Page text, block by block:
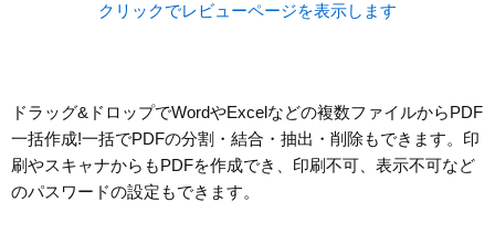
クリックでレビューページを表示します
ドラッグ&ドロップでWordやExcelなどの複数ファイルからPDF
一括作成!一括でPDFの分割・結合・抽出・削除もできます。印
刷やスキャナからもPDFを作成でき、印刷不可、表示不可など
のパスワードの設定もできます。